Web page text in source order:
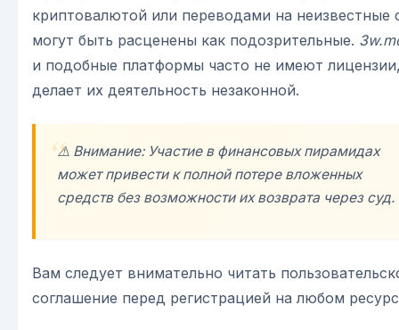
криптовалютой или переводами на неизвестные
могут быть расценены как подозрительные.
и подобные платформы часто не имеют
делает их деятельность незаконной.
⚠️ Внимание: Участие в финансовых пирамидах
может привести к полной потере вложенных
средств без возможности их возврата через суд.
Вам следует внимательно читать
соглашение перед регистрацией на любом